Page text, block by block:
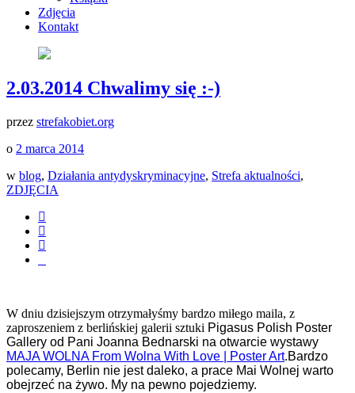
Zdjęcia
Kontakt
2.03.2014 Chwalimy się :-)
przez strefakobiet.org
o 2 marca 2014
w blog, Działania antydyskryminacyjne, Strefa aktualności,
ZDJĘCIA
W dniu dzisiejszym otrzymałyśmy bardzo miłego maila, z
zaproszeniem z berlińskiej galerii sztuki Pigasus Polish Poster
Gallery od Pani Joanna Bednarski na otwarcie wystawy
MAJA WOLNA From Wolna With Love | Poster Art.Bardzo
polecamy, Berlin nie jest daleko, a prace Mai Wolnej warto
obejrzeć na żywo. My na pewno pojedziemy.